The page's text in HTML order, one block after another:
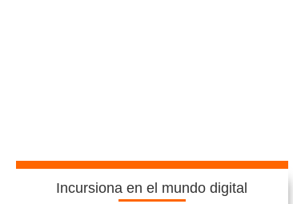
Incursiona en el mundo digital